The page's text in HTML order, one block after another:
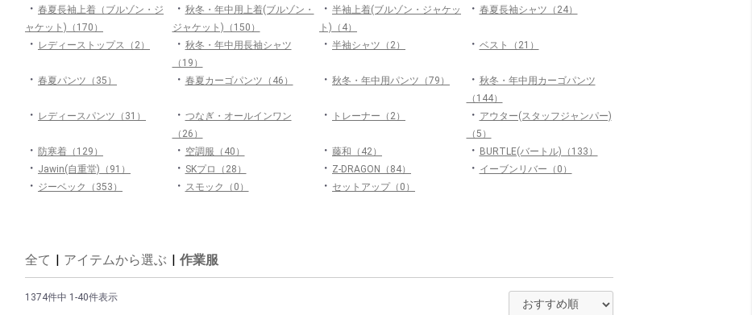
・ 春夏長袖上着（ブルゾン・ジ
ャケット)（170）
・ 秋冬・年中用上着(ブルゾン・
ジャケット)（150）
・ 半袖上着(ブルゾン・ジャケッ
ト)（4）
・ 春夏長袖シャツ（24）
・ レディーストップス（2） ・ 秋冬・年中用長袖シャツ
（19）
・ 半袖シャツ（2） ・ ベスト（21）
・ 春夏パンツ（35） ・ 春夏カーゴパンツ（46） ・ 秋冬・年中用パンツ（79） ・ 秋冬・年中用カーゴパンツ
（144）
・ レディースパンツ（31） ・ つなぎ・オールインワン
（26）
・ トレーナー（2） ・ アウター(スタッフジャンパー)
（5）
・ 防寒着（129） ・ 空調服（40） ・ 藤和（42） ・ BURTLE(バートル)（133）
・ Jawin(自重堂)（91） ・ SKプロ（28） ・ Z-DRAGON（84） ・ イーブンリバー（0）
・ ジーベック（353） ・ スモック（0） ・ セットアップ（0）
全て | アイテムから選ぶ | 作業服
1374件中 1-40件表示